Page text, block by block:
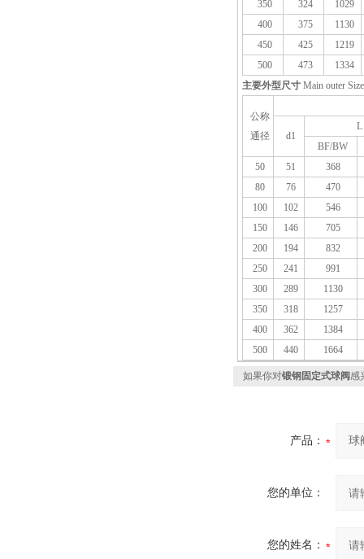
350 324
1029
400
375
1130
450
425
1219
500
473
1334
主要外型尺寸 Main outer Size
公称
通径
d1
L
BF/BW
50
51
368
80
76
470
100
102
546
150
146
705
200
194
832
250
241
991
300
289
1130
350
318
1257
400
362
1384
500
440 1664
如果你对锻钢固定式球阀感
产品：
您的单位：
您的姓名：